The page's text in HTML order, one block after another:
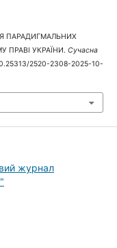
ПАРАДИГМАЛЬНИХ
УКРАЇНИ. Сучасна
2520-2308-2025-10-
журнал